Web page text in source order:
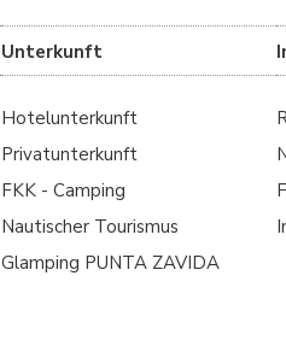
Unterkunft
Hotelunterkunft
Privatunterkunft
FKK - Camping
Nautischer Tourismus
Glamping PUNTA ZAVIDA